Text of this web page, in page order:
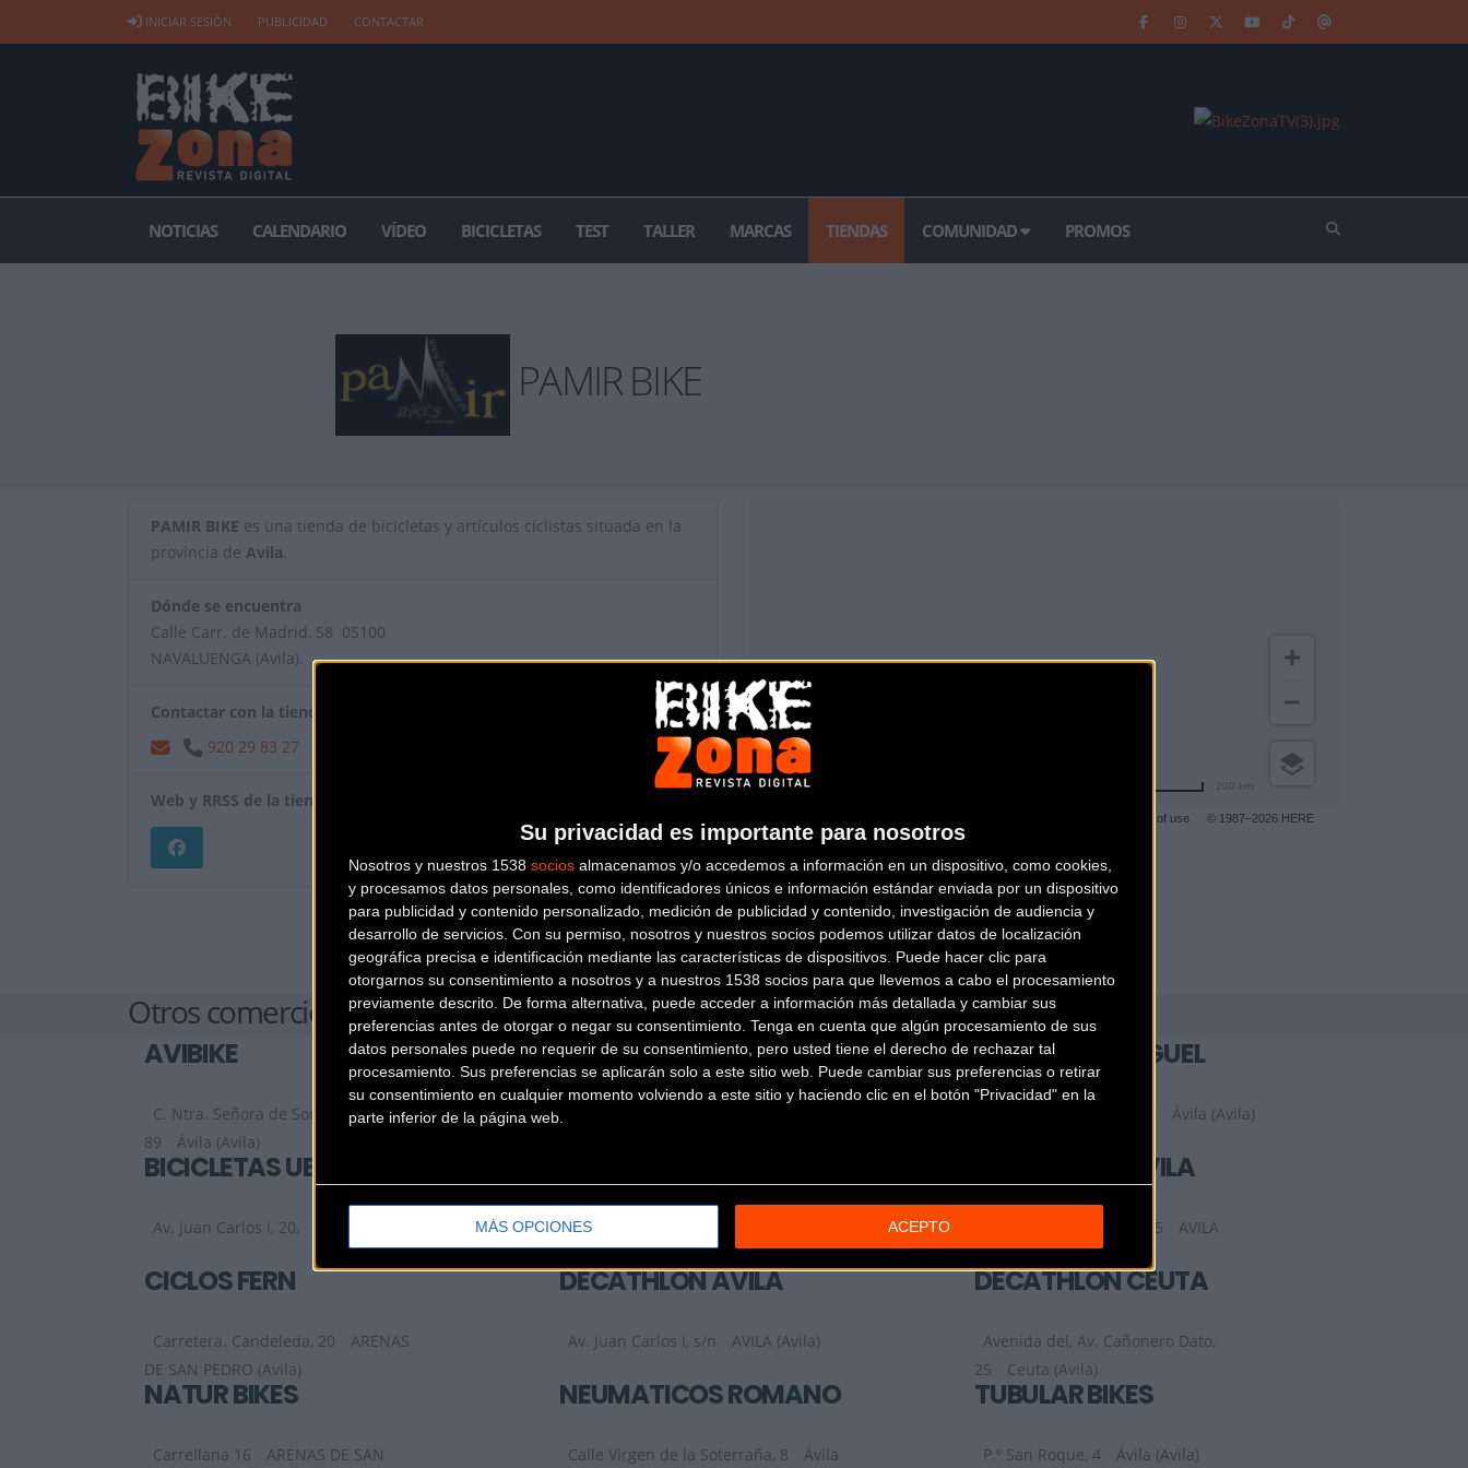
Su privacidad es importante para nosotros
Nosotros y nuestros 1538 socios almacenamos y/o accedemos a información en un dispositivo, como cookies,
y procesamos datos personales, como identificadores únicos e información estándar enviada por un dispositivo
para publicidad y contenido personalizado, medición de publicidad y contenido, investigación de audiencia y
desarrollo de servicios. Con su permiso, nosotros y nuestros socios podemos utilizar datos de localización
geográfica precisa e identificación mediante las características de dispositivos. Puede hacer clic para
otorgarnos su consentimiento a nosotros y a nuestros 1538 socios para que llevemos a cabo el procesamiento
previamente descrito. De forma alternativa, puede acceder a información más detallada y cambiar sus
preferencias antes de otorgar o negar su consentimiento. Tenga en cuenta que algún procesamiento de sus
datos personales puede no requerir de su consentimiento, pero usted tiene el derecho de rechazar tal
procesamiento. Sus preferencias se aplicarán solo a este sitio web. Puede cambiar sus preferencias o retirar
su consentimiento en cualquier momento volviendo a este sitio y haciendo clic en el botón "Privacidad" en la
parte inferior de la página web.
MÁS OPCIONES ACEPTO
INICIAR SESIÓN PUBLICIDAD CONTACTAR
NOTICIAS CALENDARIO VÍDEO BICICLETAS TEST TALLER MARCAS TIENDAS COMUNIDAD PROMOS
PAMIR BIKE
PAMIR BIKE es una tienda de bicicletas y artículos ciclistas situada en la
provincia de Avila.
Dónde se encuentra
Calle Carr. de Madrid, 58 05100
NAVALUENGA (Avila).
Contactar con la tienda
920 29 83 27
Web y RRSS de la tienda
Terms of use © 1987–2026 HERE
200 km
¿Eres el propietario de esta tienda? Descubre cómo hacerte tienda Premium para llegar a más clientes
Otros comercios
AVIBIKE
C. Ntra. Señora de Sonsoles,
89
Ávila (Avila)
BICICLETAS GALLEGO BICICLETAS MIGUEL
Ávila (Avila)
BICICLETAS ÚBEDA
Av. Juan Carlos I, 20, Calle. Río Cea, 1, nave 19D
CARREFOUR AVILA
Avenida Juan Carlos I, 45
AVILA
CICLOS FERN
Carretera. Candeleda, 20
ARENAS
DE SAN PEDRO (Avila)
DECATHLON ÁVILA
Av. Juan Carlos I, s/n AVILA (Avila)
DECATHLON CEUTA
Avenida del, Av. Cañonero Dato,
25
Ceuta (Avila)
NATUR BIKES
Carrellana 16 ARENAS DE SAN
NEUMÁTICOS ROMANO
Calle Virgen de la Soterraña, 8 Ávila
TUBULAR BIKES
P.º San Roque, 4 Ávila (Avila)